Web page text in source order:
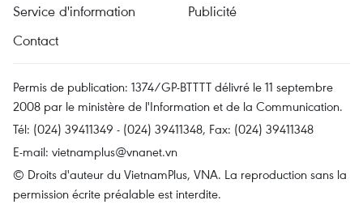
Service d'information
Publicité
Contact
Permis de publication: 1374/GP-BTTTT délivré le 11 septembre
2008 par le ministère de l'Information et de la Communication.
Tél: (024) 39411349 - (024) 39411348, Fax: (024) 39411348
E-mail: vietnamplus@vnanet.vn
© Droits d'auteur du VietnamPlus, VNA. La reproduction sans la
permission écrite préalable est interdite.